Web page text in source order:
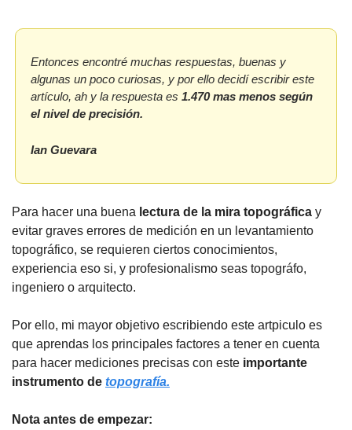
Entonces encontré muchas respuestas, buenas y
algunas un poco curiosas, y por ello decidí escribir este
artículo, ah y la respuesta es 1.470 mas menos según
el nivel de precisión.
Ian Guevara
Para hacer una buena lectura de la mira topográfica y
evitar graves errores de medición en un levantamiento
topográfico, se requieren ciertos conocimientos,
experiencia eso si, y profesionalismo seas topográfo,
ingeniero o arquitecto.
Por ello, mi mayor objetivo escribiendo este artpiculo es
que aprendas los principales factores a tener en cuenta
para hacer mediciones precisas con este importante
instrumento de topografía.
Nota antes de empezar: